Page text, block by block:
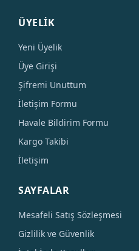
ÜYELİK
Yeni Üyelik
Üye Girişi
Şifremi Unuttum
İletişim Formu
Havale Bildirim Formu
Kargo Takibi
İletişim
SAYFALAR
Mesafeli Satış Sözleşmesi
Gizlilik ve Güvenlik